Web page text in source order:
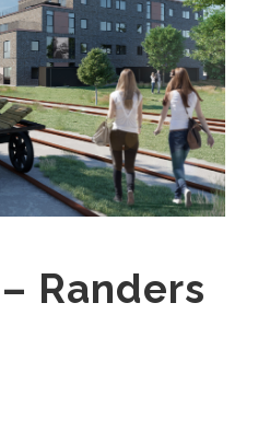
Randers